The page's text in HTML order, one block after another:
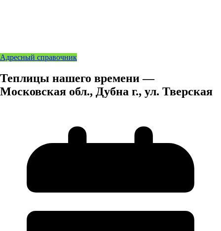
Адресный справочник
Теплицы нашего времени —
Московская обл., Дубна г., ул. Тверская